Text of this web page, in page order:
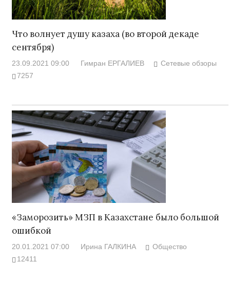
Что волнует душу казаха (во второй декаде
сентября)
23.09.2021 09:00 Гимран ЕРГАЛИЕВ
Сетевые обзоры
7257
«Заморозить» МЗП в Казахстане было большой
ошибкой
20.01.2021 07:00 Ирина ГАЛКИНА
Общество
12411